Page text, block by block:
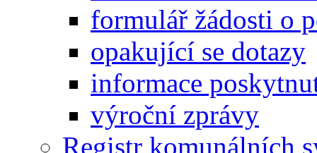
formulář žádosti o
opakující se dotazy
informace
výroční zprávy
Registr komunálních